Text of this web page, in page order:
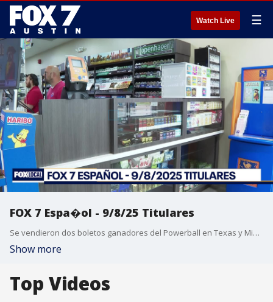
Watch Live ☰
FOX 7 Espa�ol - 9/8/25 Titulares
Se vendieron dos boletos ganadores del Powerball en Texas y Misuri. Protestas a nivel nacional contra el ICE en medio de la ofensiva migratoria del presidente Trump. Texas implementa un requisito de ingl�s para los camioneros, con el apoyo de la asociaci�n de camioneros. El Papa Le�n XIV canoniza a Carlo Acutis, el primer santo milenial en la historia de la Iglesia Cat�lica. Ricky Martin fue homenajeado como el primer �cono latino en los Premios MTV a los Videos Musicales.
Show more
Top Videos